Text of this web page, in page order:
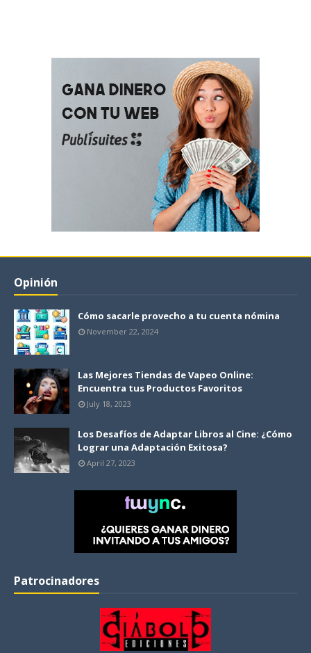
Opinión
Cómo sacarle provecho a tu cuenta nómina
November 22, 2024
Las Mejores Tiendas de Vapeo Online:
Encuentra tus Productos Favoritos
July 18, 2023
Los Desafíos de Adaptar Libros al Cine: ¿Cómo
Lograr una Adaptación Exitosa?
April 27, 2023
Patrocinadores